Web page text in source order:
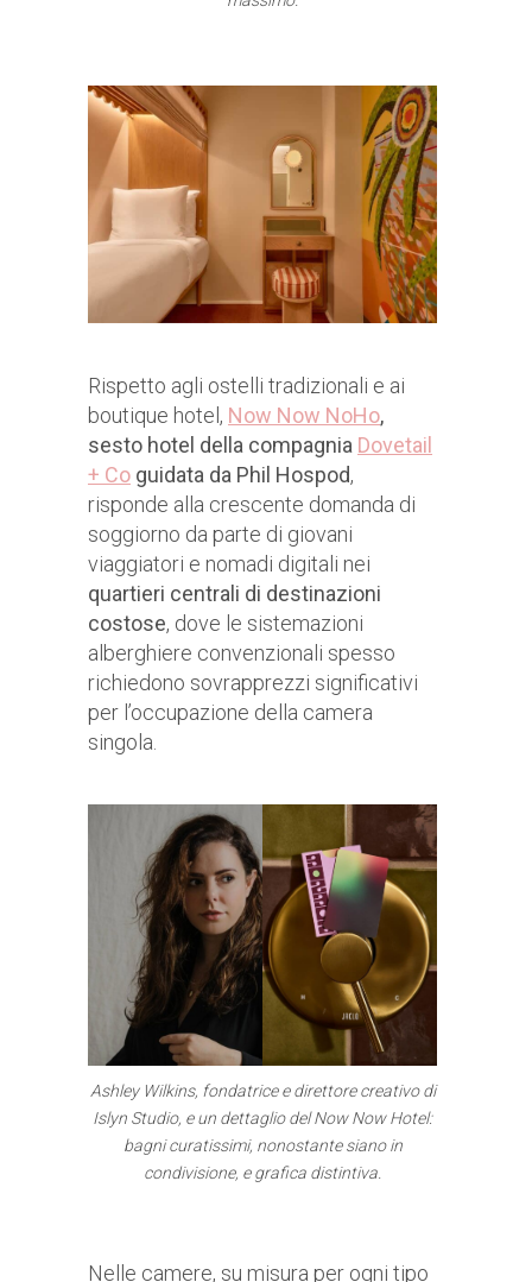
Rispetto agli ostelli tradizionali e ai
boutique hotel, Now Now NoHo,
sesto hotel della compagnia Dovetail
+ Co guidata da Phil Hospod,
risponde alla crescente domanda di
soggiorno da parte di giovani
viaggiatori e nomadi digitali nei
quartieri centrali di destinazioni
costose, dove le sistemazioni
alberghiere convenzionali spesso
richiedono sovrapprezzi significativi
per l’occupazione della camera
singola.
Ashley Wilkins, fondatrice e direttore creativo di
Islyn Studio, e un dettaglio del Now Now Hotel:
bagni curatissimi, nonostante siano in
condivisione, e grafica distintiva.
Nelle camere, su misura per ogni tipo